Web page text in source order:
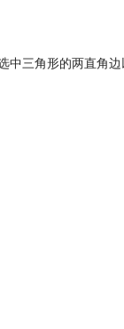
中三角形的两直角